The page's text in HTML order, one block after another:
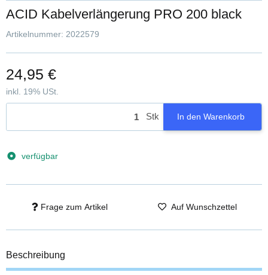
ACID Kabelverlängerung PRO 200 black
Artikelnummer: 2022579
24,95 €
inkl. 19% USt.
Stk In den Warenkorb
verfügbar
Frage zum Artikel Auf Wunschzettel
Beschreibung